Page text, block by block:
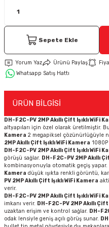
Sepete Ekle
Yorum Yaz Ürünü Paylaş
Whatsapp Satış Hattı
ÜRÜN BİLGİSİ
DH-F2C-PV 2MP Akıllı Çift Işıklı WiFi
altyapıları için özel olarak üretilmiştir. Bu
Kamera 2 megapiksel çözünürlüğüyle
2MP Akıllı Çift Işıklı WiFi Kamera
DH-F2C-PV 2MP Akıllı Çift Işıklı WiFi
görüşü sağlar. DH-F2C-PV 2MP Akıllı
kombinasyonuyla otomatik geçiş yapar.
Kamera düşük ışıkta renkli görüntü,
PV 2MP Akıllı Çift Işıklı WiFi Kamera
verir.
DH-F2C-PV 2MP Akıllı Çift Işıklı WiFi
imkanı verir. DH-F2C-PV 2MP Akıllı Çift
uzaktan erişim ve kontrol sağlar. DH-
odak lensiyle geniş açılı görüş sunar.